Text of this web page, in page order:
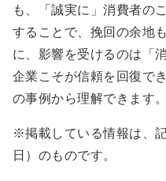
も、「誠実に」消費者の
することで、挽回の余地
に、影響を受けるのは「
企業こそが信頼を回復で
の事例から理解できます。
※掲載している情報は、
日）のものです。